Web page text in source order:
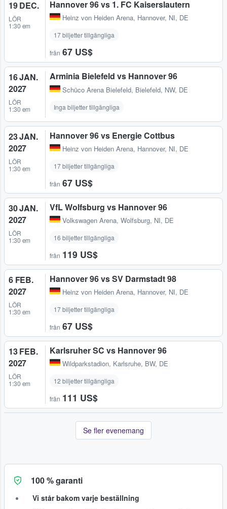
19 DEC.
LÖR
1:30 em
Hannover 96 vs 1. FC Kaiserslautern
Heinz von Heiden Arena, Hannover, NI, DE
17 biljetter tillgängliga
från 67 US$
16 JAN.
2027
LÖR
1:30 em
Arminia Bielefeld vs Hannover 96
Schüco Arena Bielefeld, Bielefeld, NW, DE
Inga biljetter tillgängliga
23 JAN.
2027
LÖR
1:30 em
Hannover 96 vs Energie Cottbus
Heinz von Heiden Arena, Hannover, NI, DE
17 biljetter tillgängliga
från 67 US$
30 JAN.
2027
LÖR
1:30 em
VfL Wolfsburg vs Hannover 96
Volkswagen Arena, Wolfsburg, NI, DE
16 biljetter tillgängliga
från 119 US$
6 FEB.
2027
LÖR
1:30 em
Hannover 96 vs SV Darmstadt 98
Heinz von Heiden Arena, Hannover, NI, DE
17 biljetter tillgängliga
från 67 US$
13 FEB.
2027
LÖR
1:30 em
Karlsruher SC vs Hannover 96
Wildparkstadion, Karlsruhe, BW, DE
12 biljetter tillgängliga
från 111 US$
Se fler evenemang
100 % garanti
Vi står bakom varje beställning